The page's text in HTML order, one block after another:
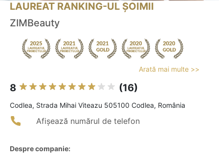
LAUREAT RANKING-UL ȘOIMII
ZIMBeauty
Arată mai multe >>
8 (16)
Codlea, Strada Mihai Viteazu 505100 Codlea, România
Afișează numărul de telefon
Despre companie: